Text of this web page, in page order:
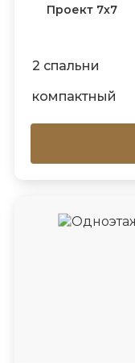
Проект 7х7
2 спальни
компактный